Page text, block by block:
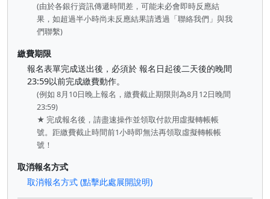
(由於各銀行資訊傳遞時間差，可能未必會即時反應結
果，如超過半小時尚未反應結果請透過「聯絡我們」與我
們聯繫)
繳費期限
報名表單完成送出後，必須於 報名日起後二天後的晚間
23:59以前完成繳費動作。
(例如 8月10日晚上報名，繳費截止期限則為8月12日晚間
23:59)
★ 完成報名後，請盡速操作並領取付款用虛擬轉帳帳
號。距繳費截止時間前1小時即無法再領取虛擬轉帳帳
號！
取消報名方式
取消報名方式 (點擊此處展開說明)